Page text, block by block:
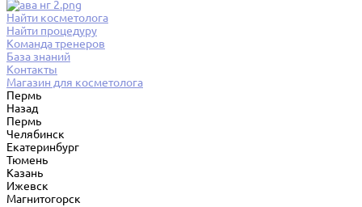
Найти косметолога
Найти процедуру
Команда тренеров
База знаний
Контакты
Магазин для косметолога
Пермь
Назад
Пермь
Челябинск
Екатеринбург
Тюмень
Казань
Ижевск
Магнитогорск